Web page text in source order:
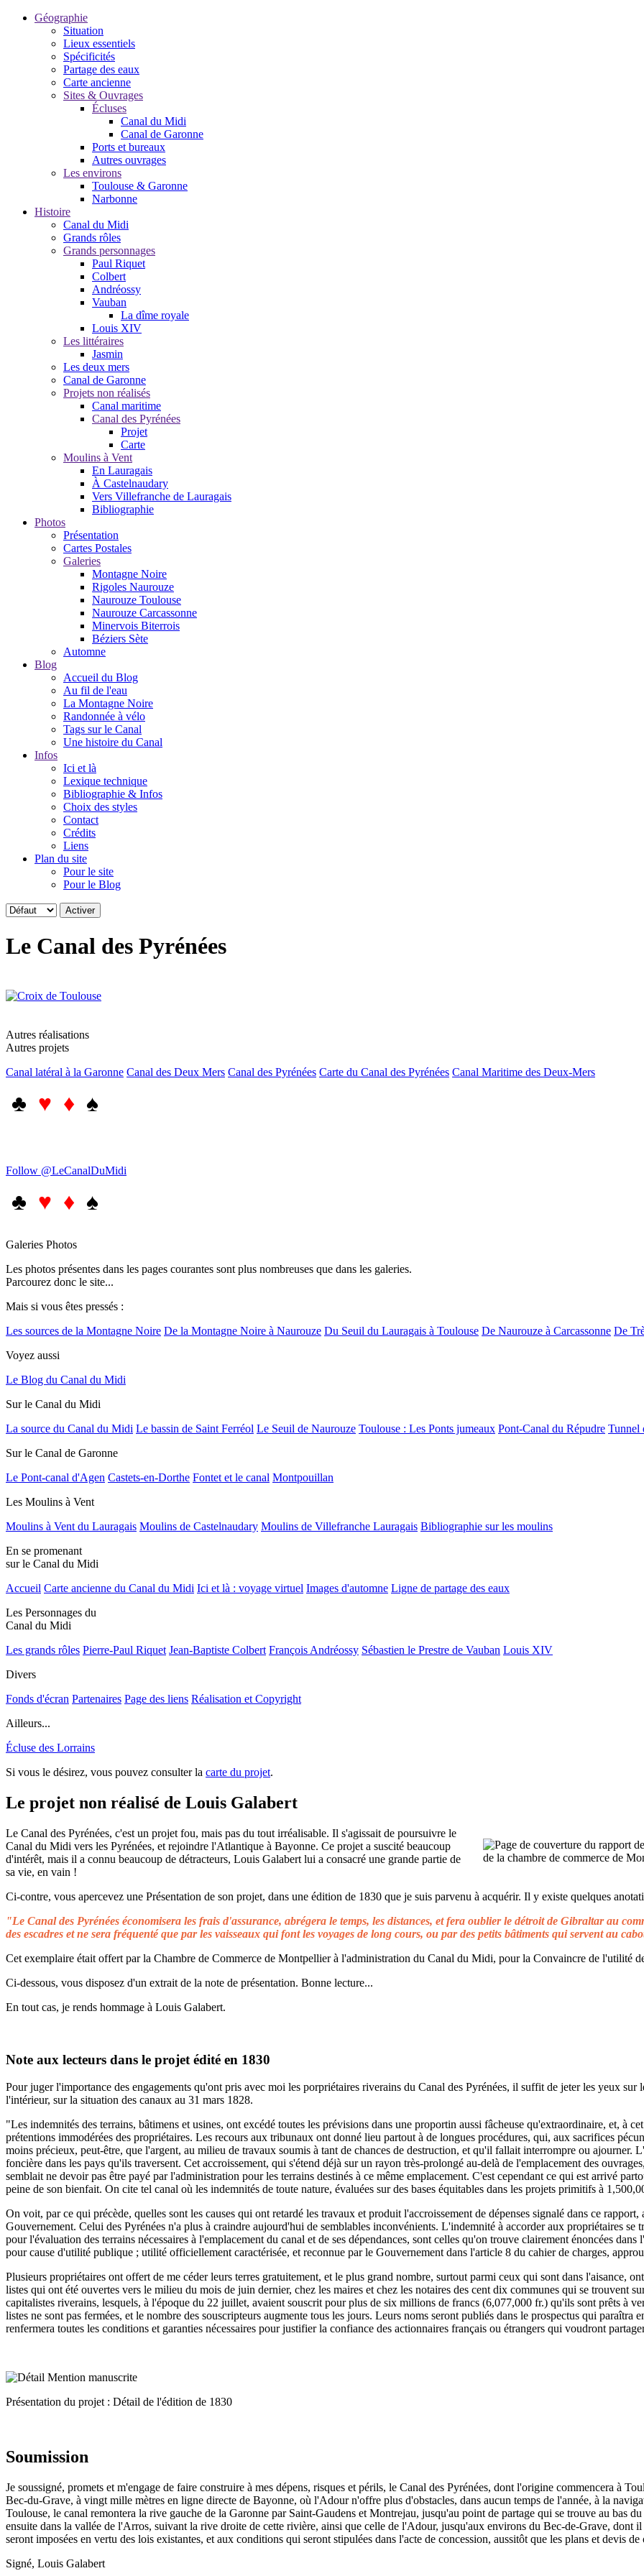
Géographie
Situation
Lieux essentiels
Spécificités
Partage des eaux
Carte ancienne
Sites & Ouvrages
Écluses
Canal du Midi
Canal de Garonne
Ports et bureaux
Autres ouvrages
Les environs
Toulouse & Garonne
Narbonne
Histoire
Canal du Midi
Grands rôles
Grands personnages
Paul Riquet
Colbert
Andréossy
Vauban
La dîme royale
Louis XIV
Les littéraires
Jasmin
Les deux mers
Canal de Garonne
Projets non réalisés
Canal maritime
Canal des Pyrénées
Projet
Carte
Moulins à Vent
En Lauragais
À Castelnaudary
Vers Villefranche de Lauragais
Bibliographie
Photos
Présentation
Cartes Postales
Galeries
Montagne Noire
Rigoles Naurouze
Naurouze Toulouse
Naurouze Carcassonne
Minervois Biterrois
Béziers Sète
Automne
Blog
Accueil du Blog
Au fil de l'eau
La Montagne Noire
Randonnée à vélo
Tags sur le Canal
Une histoire du Canal
Infos
Ici et là
Lexique technique
Bibliographie & Infos
Choix des styles
Contact
Crédits
Liens
Plan du site
Pour le site
Pour le Blog
Le Canal des Pyrénées
Autres réalisations
Autres projets
Canal latéral à la Garonne Canal des Deux Mers Canal des Pyrénées Carte du Canal des Pyrénées Canal Maritime des Deux-Mers
♣ ♥ ♦ ♠
Follow @LeCanalDuMidi
♣ ♥ ♦ ♠
Galeries Photos
Les photos présentes dans les pages courantes sont plus nombreuses que dans les galeries.
Parcourez donc le site...
Mais si vous êtes pressés :
Les sources de la Montagne Noire De la Montagne Noire à Naurouze Du Seuil du Lauragais à Toulouse De Naurouze à Carcassonne De
Voyez aussi
Le Blog du Canal du Midi
Sur le Canal du Midi
La source du Canal du Midi Le bassin de Saint Ferréol Le Seuil de Naurouze Toulouse : Les Ponts jumeaux Pont-Canal du Répudre Tunnel
Sur le Canal de Garonne
Le Pont-canal d'Agen Castets-en-Dorthe Fontet et le canal Montpouillan
Les Moulins à Vent
Moulins à Vent du Lauragais Moulins de Castelnaudary Moulins de Villefranche Lauragais Bibliographie sur les moulins
En se promenant
sur le Canal du Midi
Accueil Carte ancienne du Canal du Midi Ici et là : voyage virtuel Images d'automne Ligne de partage des eaux
Les Personnages du
Canal du Midi
Les grands rôles Pierre-Paul Riquet Jean-Baptiste Colbert François Andréossy Sébastien le Prestre de Vauban Louis XIV
Divers
Fonds d'écran Partenaires Page des liens Réalisation et Copyright
Ailleurs...
Écluse des Lorrains
Si vous le désirez, vous pouvez consulter la carte du projet.
Le projet non réalisé de Louis Galabert
Le Canal des Pyrénées, c'est un projet fou, mais pas du tout irréalisable. Il s'agissait de poursuivre le
Canal du Midi vers les Pyrénées, et rejoindre l'Atlantique à Bayonne. Ce projet a suscité beaucoup
d'intérêt, mais il a connu beaucoup de détracteurs, Louis Galabert lui a consacré une grande partie de
sa vie, en vain !
Ci-contre, vous apercevez une Présentation de son projet, dans une édition de 1830 que je suis parvenu à acquérir. Il y existe quelques
"Le Canal des Pyrénées économisera les frais d'assurance, abrégera le temps, les distances, et fera oublier le détroit de Gibraltar au
des escadres et ne sera fréquenté que par les vaisseaux qui font les voyages de long cours, ou par des petits bâtiments qui servent au
Cet exemplaire était offert par la Chambre de Commerce de Montpellier à l'administration du Canal du Midi, pour la Convaincre de l'utilité
Ci-dessous, vous disposez d'un extrait de la note de présentation. Bonne lecture...
En tout cas, je rends hommage à Louis Galabert.
Note aux lecteurs dans le projet édité en 1830
Pour juger l'importance des engagements qu'ont pris avec moi les porpriétaires riverains du Canal des Pyrénées, il suffit de jeter les yeux
l'intérieur, sur la situation des canaux au 31 mars 1828.
"Les indemnités des terrains, bâtimens et usines, ont excédé toutes les prévisions dans une proportin aussi fâcheuse qu'extraordinaire, et, à
prétentions immodérées des propriétaires. Les recours aux tribunaux ont donné lieu partout à de longues procédures, qui, aux sacrifices
moins précieux, peut-être, que l'argent, au milieu de travaux soumis à tant de chances de destruction, et qu'il fallait interrompre ou ajourner.
foncière dans les pays qu'ils traversent. Cet accroissement, qui s'étend déjà sur un rayon très-prolongé au-delà de l'emplacement des
semblait ne devoir pas être payé par l'administration pour les terrains destinés à ce même emplacement. C'est cependant ce qui est arrivé
peine de son bienfait. On cite tel canal où les indemnités de toute nature, évaluées sur des bases équitables dans les projets primitifs à
On voit, par ce qui précède, quelles sont les causes qui ont retardé les travaux et produit l'accroissement de dépenses signalé dans ce
Gouvernement. Celui des Pyrénées n'a plus à craindre aujourd'hui de semblables inconvénients. L'indemnité à accorder aux propriétaires se
pour l'évaluation des terrains nécessaires à l'emplacement du canal et de ses dépendances, sont celles qu'on trouve clairement énoncées
pour cause d'utilité publique ; utilité officiellement caractérisée, et reconnue par le Gouvernement dans l'article 8 du cahier de charges,
Plusieurs propriétaires ont offert de me céder leurs terres gratuitement, et le plus grand nombre, surtout parmi ceux qui sont dans l'aisance,
listes qui ont été ouvertes vers le milieu du mois de juin dernier, chez les maires et chez les notaires des cent dix communes qui se trouvent
capitalistes riverains, lesquels, à l'époque du 22 juillet, avaient souscrit pour plus de six millions de francs (6,077,000 fr.) qu'ils sont prêts à
listes ne sont pas fermées, et le nombre des souscripteurs augmente tous les jours. Leurs noms seront publiés dans le prospectus qui
renfermera toutes les conditions et garanties nécessaires pour justifier la confiance des actionnaires français ou étrangers qui voudront
Présentation du projet : Détail de l'édition de 1830
Soumission
Je soussigné, promets et m'engage de faire construire à mes dépens, risques et périls, le Canal des Pyrénées, dont l'origine commencera à
Bec-du-Grave, à vingt mille mètres en ligne directe de Bayonne, où l'Adour n'offre plus d'obstacles, dans aucun temps de l'année, à la
Toulouse, le canal remontera la rive gauche de la Garonne par Saint-Gaudens et Montrejau, jusqu'au point de partage qui se trouve au bas
ensuite dans la vallée de l'Arros, suivant la rive droite de cette rivière, ainsi que celle de l'Adour, jusqu'aux environs du Bec-de-Grave, dont
seront imposées en vertu des lois existantes, et aux conditions qui seront stipulées dans l'acte de concession, aussitôt que les plans et devis
Signé, Louis Galabert